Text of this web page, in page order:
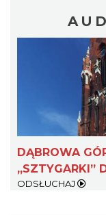
DĄBROWA
„SZTYGARKI”
ODSŁUCHAJ